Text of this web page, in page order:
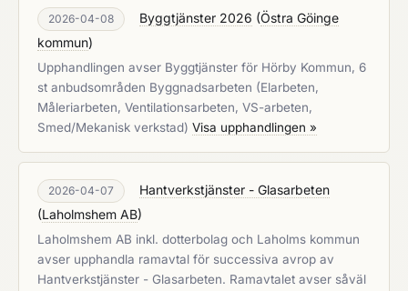
2026-04-08 Byggtjänster 2026 (Östra Göinge
kommun)
Upphandlingen avser Byggtjänster för Hörby Kommun, 6
st anbudsområden Byggnadsarbeten (Elarbeten,
Måleriarbeten, Ventilationsarbeten, VS-arbeten,
Smed/Mekanisk verkstad) Visa upphandlingen »
2026-04-07
Hantverkstjänster - Glasarbeten
(Laholmshem AB)
Laholmshem AB inkl. dotterbolag och Laholms kommun
avser upphandla ramavtal för successiva avrop av
Hantverkstjänster - Glasarbeten. Ramavtalet avser såväl